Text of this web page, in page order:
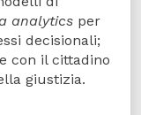
analytics per
decisionali;
con il cittadino
giustizia.